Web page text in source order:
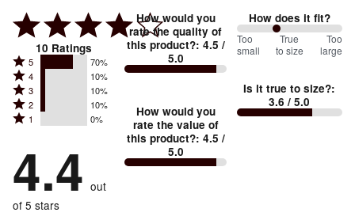
10 Ratings
Rated
5
stars
by
reviewers
5 70%
Rated
4
stars
by
of
reviewers
4 10%
Rated
3
stars
10%
of
reviewers
3 10%
Rated
2
by
10%
reviewers
2 10%
Rated
stars
by
0%
of
1 0%
4.4 out
of 5 stars
How would you
rate the quality of
this product?: 4.5 /
5.0
How would you
rate the value of
this product?: 4.5 /
5.0
How does it fit?
75%
between
small
and
Too
small
True
to size
Too
large
Is it true to size?:
3.6 / 5.0